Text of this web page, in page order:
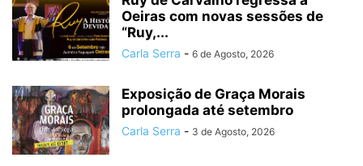
Oeiras com novas sessões de
“Ruy,...
Carla Serra - 6 de Agosto, 2026
Exposição de Graça Morais
prolongada até setembro
Carla Serra - 3 de Agosto, 2026